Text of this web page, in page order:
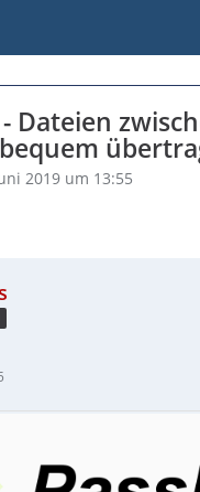
Dateien
2019 um 13:55